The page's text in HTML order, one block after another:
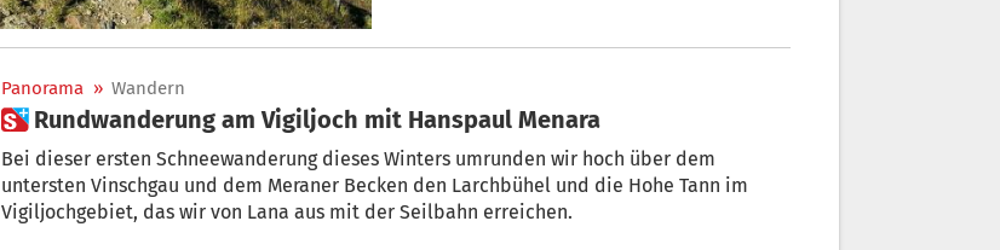
Panorama » Wandern
 Rundwanderung am Vigiljoch mit Hanspaul Menara
Bei dieser ersten Schneewanderung dieses Winters umrunden wir hoch über dem
untersten Vinschgau und dem Meraner Becken den Larchbühel und die Hohe Tann im
Vigiljochgebiet, das wir von Lana aus mit der Seilbahn erreichen.